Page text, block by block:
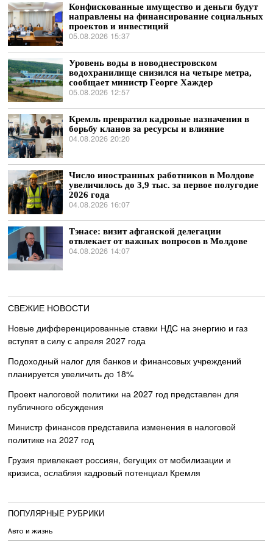
Конфискованные имущество и деньги будут
направлены на финансирование социальных
проектов и инвестиций
05.08.2026 15:37
Уровень воды в новоднестровском
водохранилище снизился на четыре метра,
сообщает министр Георге Хаждер
05.08.2026 12:57
Кремль превратил кадровые назначения в
борьбу кланов за ресурсы и влияние
04.08.2026 20:20
Число иностранных работников в Молдове
увеличилось до 3,9 тыс. за первое полугодие
2026 года
04.08.2026 16:07
Тэнасе: визит афганской делегации
отвлекает от важных вопросов в Молдове
04.08.2026 14:07
СВЕЖИЕ НОВОСТИ
Новые дифференцированные ставки НДС на энергию и газ
вступят в силу с апреля 2027 года
Подоходный налог для банков и финансовых учреждений
планируется увеличить до 18%
Проект налоговой политики на 2027 год представлен для
публичного обсуждения
Министр финансов представила изменения в налоговой
политике на 2027 год
Грузия привлекает россиян, бегущих от мобилизации и
кризиса, ослабляя кадровый потенциал Кремля
ПОПУЛЯРНЫЕ РУБРИКИ
Авто и жизнь